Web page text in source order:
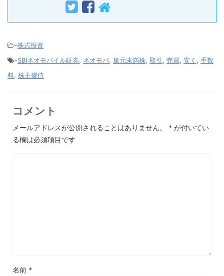
-株式投資
-SBIネオモバイル証券, ネオモバ, 単元未満株, 取引, 売買, 安く , 手数
料, 株主優待
コメント
メールアドレスが公開されることはありません。 * が付いてい
る欄は必須項目です
名前 *